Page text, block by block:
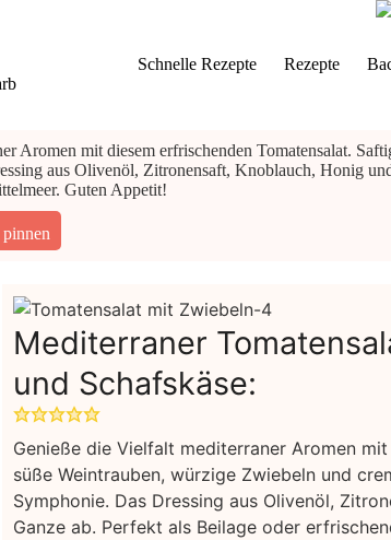
Schnelle Rezepte
Rezepte
Aromen mit diesem erfrischenden Tomatensalat.
aus Olivenöl, Zitronensaft, Knoblauch, Honig
Guten Appetit!
Mediterraner
und Schafskäse:
Genieße die Vielfalt mediterraner Aromen
süße Weintrauben, würzige Zwiebeln und
Symphonie. Das Dressing aus Olivenöl,
Ganze ab. Perfekt als Beilage oder